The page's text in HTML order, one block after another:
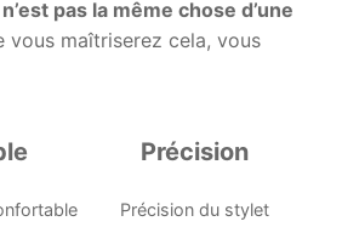
pas la même chose d’une
vous maîtriserez cela, vous
Précision
Précision du stylet